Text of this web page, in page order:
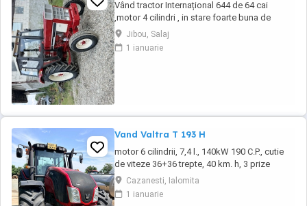
Vând tractor Internațional 644 de 64 cai
,motor 4 cilindri , in stare foarte buna de
functionare, cutie de viteze mecanica cu 2
manete ,ambreiaj priza, cauciucuri in stare
bună ,fara defecte, revizie facuta, schimburi
Jibou, Salaj
1 ianuarie
Vand Valtra T 193 H
motor 6 cilindrii, 7,4 l., 140kW 190 C.P., cutie
de viteze 36+36 trepte, 40 km. h, 3 prize
hidraulice, 650 65 r 42 spate, 540 65 r 30,
6.240 ore, an 2013, TVA inclus în preț.
Cazanesti, Ialomita
1 ianuarie